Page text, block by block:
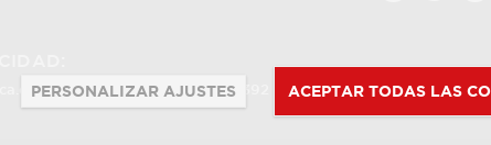
684 126 573 / 670 726 392
PERSONALIZAR AJUSTES ACEPTAR TODAS LAS